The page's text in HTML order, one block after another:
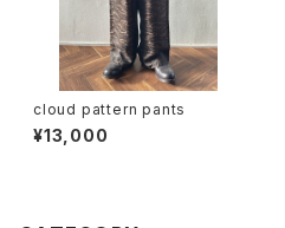
cloud pattern pants
¥13,000